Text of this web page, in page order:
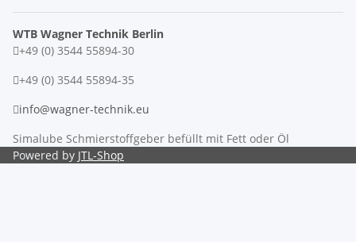
WTB Wagner Technik Berlin
+49 (0) 3544 55894-30
+49 (0) 3544 55894-35
info@wagner-technik.eu
Simalube Schmierstoffgeber befüllt mit Fett oder Öl
Powered by JTL-Shop